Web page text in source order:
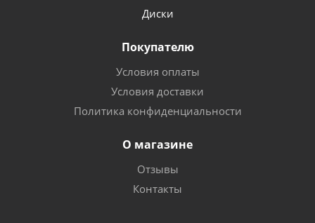
Диски
Покупателю
Условия оплаты
Условия доставки
Политика конфиденциальности
О магазине
Отзывы
Контакты